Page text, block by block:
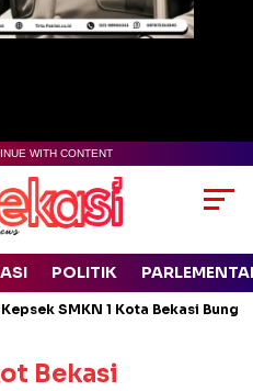
WITH CONTENT
POLITIK
SMKN 1 Kota Bekasi
Bekasi